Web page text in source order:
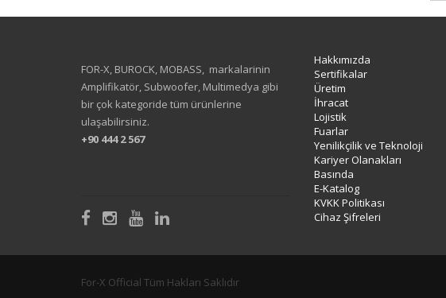
FOR-X, BUROCK, MOBASS, markalarinin
Amplifikatör, Subwoofer, Multimedya gibi
bir çok kategoride tüm ürünlerine
ulaşabilirsiniz.
+90 444 2 567
Hakkımızda
Sertifikalar
Üretim
İhracat
Lojistik
Fuarlar
Yenilikçilik ve Teknoloji
Kariyer Olanakları
Basında
E-Katalog
KVKK Politikası
Cihaz Şifreleri
For-X Official Tüm Hakları Saklıdır